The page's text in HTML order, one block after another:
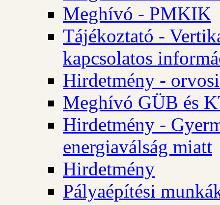
Meghívó - PMKIK
Tájékoztató -
kapcsolatos
Hirdetmény -
Meghívó GÜB és
Hirdetmény -
energiaválság miatt
Hirdetmény
Pályaépítési